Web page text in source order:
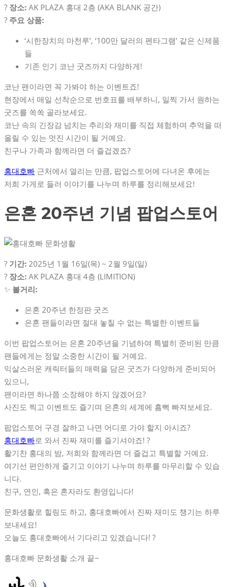
? 장소: AK PLAZA 홍대 2층 (AKA BLANK 공간)
?️ 주요 상품:
‘시한장치의 마천루’, ‘100만 달러의 펜타그램’ 같은 신제품
들
기존 인기 코난 굿즈까지 다양하게!
코난 팬이라면 꼭 가봐야 하는 이벤트죠!
현장에서 매일 선착순으로 번호표를 배부하니, 일찍 가서 원하는
굿즈를 쏙쏙 골라보세요.
코난 속의 긴장감 넘치는 추리와 재미를 직접 체험하며 추억을 떠
올릴 수 있는 멋진 시간이 될 거예요.
친구나 가족과 함께라면 더 즐겁겠죠?
홍대호빠 근처에서 열리는 만큼, 팝업스토어에 다녀온 후에는
저희 가게로 들러 이야기를 나누며 하루를 정리해보세요!
은혼 20주년 기념 팝업스토어
? 기간: 2025년 1월 16일(목) ~ 2월 9일(일)
? 장소: AK PLAZA 홍대 4층 (LIMITION)
✨ 볼거리:
은혼 20주년 한정판 굿즈
은혼 팬들이라면 절대 놓칠 수 없는 특별한 이벤트들
이번 팝업스토어는 은혼 20주년을 기념하여 특별히 준비된 만큼
팬들에게는 정말 소중한 시간이 될 거예요.
익살스러운 캐릭터들의 매력을 담은 굿즈가 다양하게 준비되어
있으니,
팬이라면 하나쯤 소장해야 하지 않겠어요?
사진도 찍고 이벤트도 즐기며 은혼의 세계에 흠뻑 빠져보세요.
팝업스토어 구경 잘하고 나면 어디로 가야 할지 아시죠?
홍대호빠로 와서 진짜 재미를 즐기셔야죠! ?
활기찬 홍대의 밤, 저희와 함께라면 더 즐겁고 특별할 거예요.
여기선 편안하게 즐기고 이야기 나누며 하루를 마무리할 수 있습
니다.
친구, 연인, 혹은 혼자라도 환영입니다!
문화생활로 힐링도 하고, 홍대호빠에서 진짜 재미도 챙기는 하루
보내세요!
오늘도 홍대호빠에서 기다리고 있겠습니다! ?
홍대호빠 문화생활 소개 끝~